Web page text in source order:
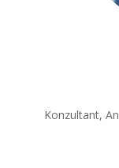
Konzultant,